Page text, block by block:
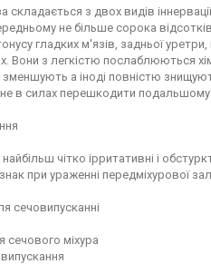
складається з двох видів
не більше сорока
гладких м'язів, задньої
Вони з легкістю послаблюються
а іноді повністю
в силах перешкодити
чітко ірритативні і
при ураженні передміхурової
сечовипусканні
сечового міхура